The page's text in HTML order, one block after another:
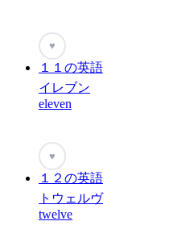
♥
１１の英語
イレブン
eleven
♥
１２の英語
トウェルヴ
twelve